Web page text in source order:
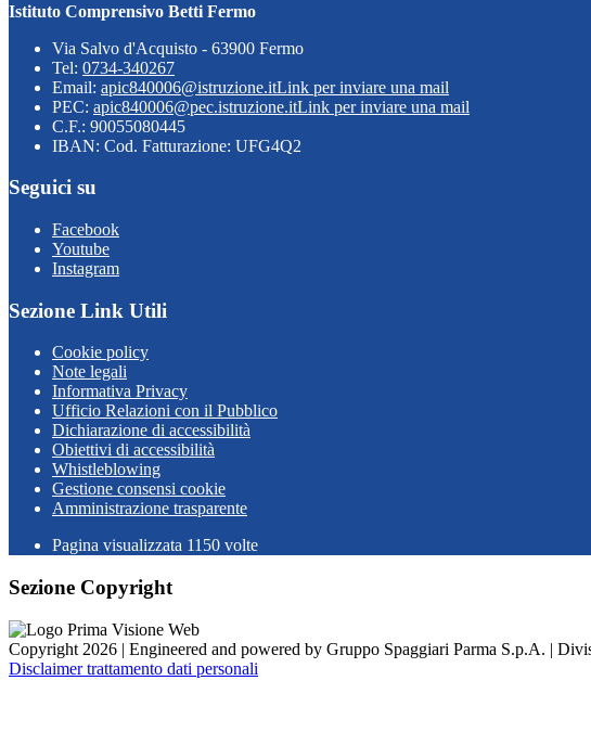
Istituto Comprensivo Betti Fermo
Via Salvo d'Acquisto - 63900 Fermo
Tel: 0734-340267
Email: apic840006@istruzione.itLink per inviare una mail
PEC: apic840006@pec.istruzione.itLink per inviare una mail
C.F.: 90055080445
IBAN: Cod. Fatturazione: UFG4Q2
Seguici su
Facebook
Youtube
Instagram
Sezione Link Utili
Cookie policy
Note legali
Informativa Privacy
Ufficio Relazioni con il Pubblico
Dichiarazione di accessibilità
Obiettivi di accessibilità
Whistleblowing
Gestione consensi cookie
Amministrazione trasparente
Pagina visualizzata 1150 volte
Sezione Copyright
Copyright 2026 | Engineered and powered by Gruppo Spaggiari Parma S.p.A. |
Disclaimer trattamento dati personali